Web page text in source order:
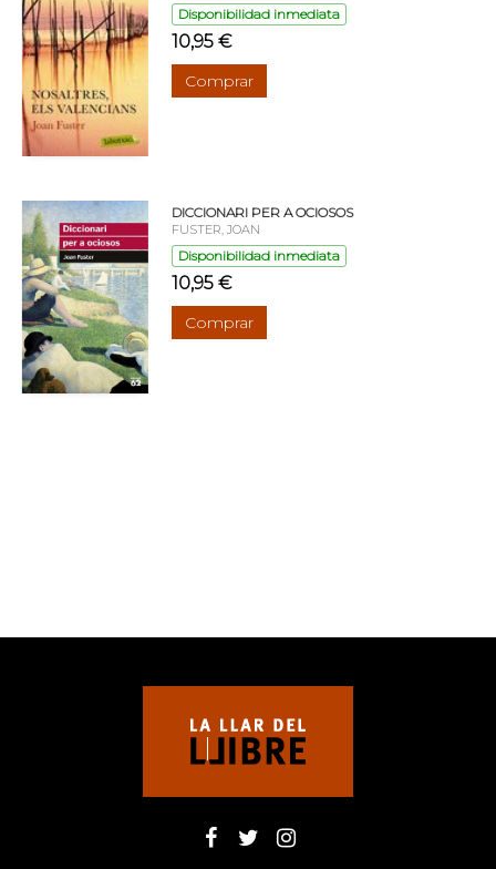
Disponibilidad inmediata
10,95 €
Comprar
DICCIONARI PER A OCIOSOS
FUSTER, JOAN
Disponibilidad inmediata
10,95 €
Comprar